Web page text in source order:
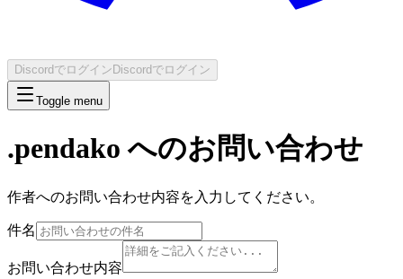
Discordでログイン Discordでログイン
Toggle menu
.pendako へのお問い合わせ
作者へのお問い合わせ内容を入力してください。
件名
お問い合わせ内容